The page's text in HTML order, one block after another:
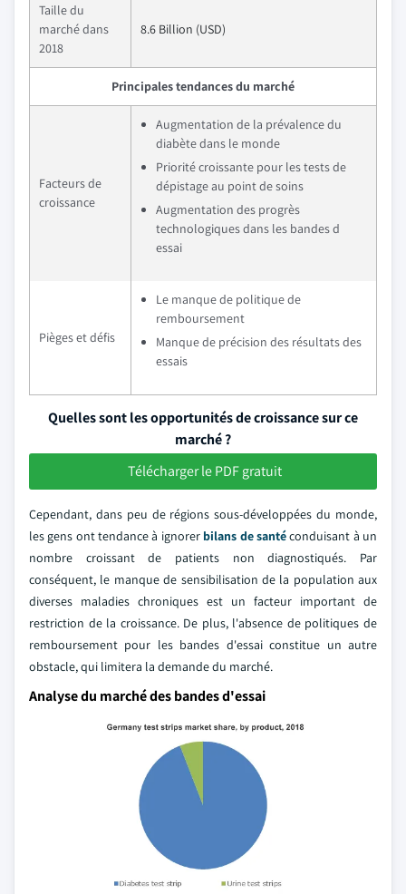
Taille du
marché dans
2018
8.6 Billion (USD)
Principales tendances du marché
Facteurs de
croissance
Augmentation de la prévalence du
diabète dans le monde
Priorité croissante pour les tests de
dépistage au point de soins
Augmentation des progrès
technologiques dans les bandes d
essai
Pièges et défis
Le manque de politique de
remboursement
Manque de précision des résultats des
essais
Quelles sont les opportunités de croissance sur ce
marché ?
Télécharger le PDF gratuit
Cependant, dans peu de régions sous-développées du monde,
les gens ont tendance à ignorer bilans de santéconduisant à un
nombre croissant de patients non diagnostiqués. Par
conséquent, le manque de sensibilisation de la population aux
diverses maladies chroniques est un facteur important de
restriction de la croissance. De plus, l'absence de politiques de
remboursement pour les bandes d'essai constitue un autre
obstacle, qui limitera la demande du marché.
Analyse du marché des bandes d'essai